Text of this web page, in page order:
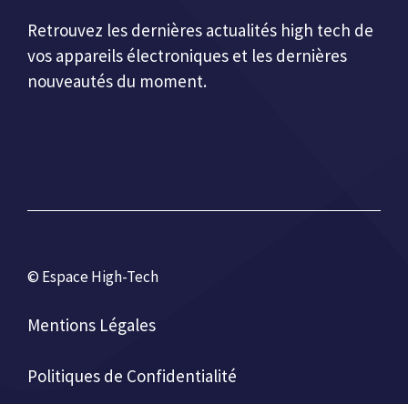
Retrouvez les dernières actualités high tech de
vos appareils électroniques et les dernières
nouveautés du moment.
© Espace High-Tech
Mentions Légales
Politiques de Confidentialité